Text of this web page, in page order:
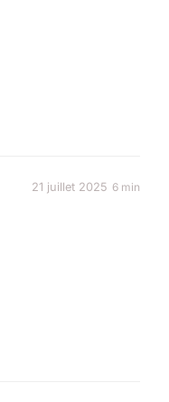
21 juillet 2025 6 min